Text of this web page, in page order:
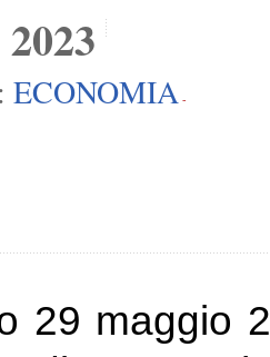
ECONOMIA -
29 maggio